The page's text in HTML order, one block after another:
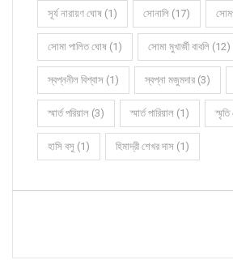
সূর্য নারায়ণ ঘোষ (1) সোনালি (17)
সোমা পালিত ঘোষ (1) সোমা মুখার্জী বাবলি (12)
স্বপ্ননীল বিশ্বাস (1) স্বপ্না মজুমদার (3)
স্মার্ত পরিয়াল (3) স্মার্ত পারিয়াল (1)
হাসি বসু (1) হিমাদ্রী শেখর দাস (1)